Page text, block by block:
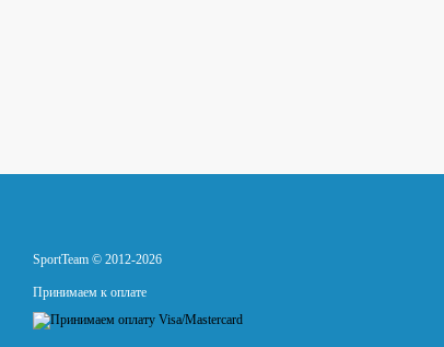
SportTeam © 2012-2026
Принимаем к оплате